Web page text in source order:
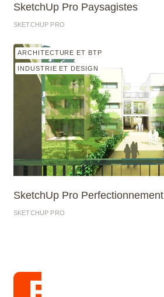
SketchUp Pro Paysagistes
SKETCHUP PRO
ARCHITECTURE ET BTP
INDUSTRIE ET DESIGN
SketchUp Pro Perfectionnement
SKETCHUP PRO